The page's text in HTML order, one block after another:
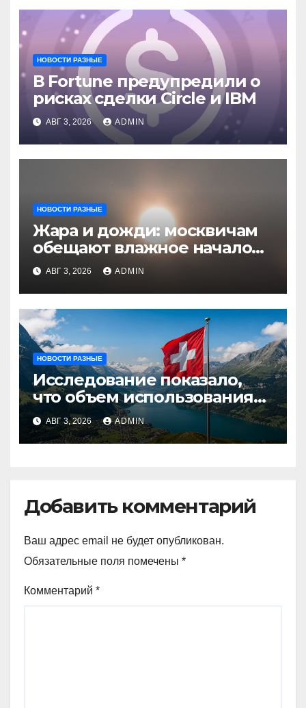
НОВОСТИ РАЗНЫЕ
В Fortune предупредили о
рисках сделки Circle и IBM
АВГ 3, 2026 ADMIN
НОВОСТИ РАЗНЫЕ
Жара и дожди: москвичам
обещают влажное начало
августа
АВГ 3, 2026 ADMIN
НОВОСТИ РАЗНЫЕ
Исследование показало,
что объем использования
криптовалют в Швейцарии
в два раза превышает
аналогичный показатель в
АВГ 3, 2026 ADMIN
Добавить комментарий
Ваш адрес email не будет опубликован.
Обязательные поля помечены *
Комментарий *